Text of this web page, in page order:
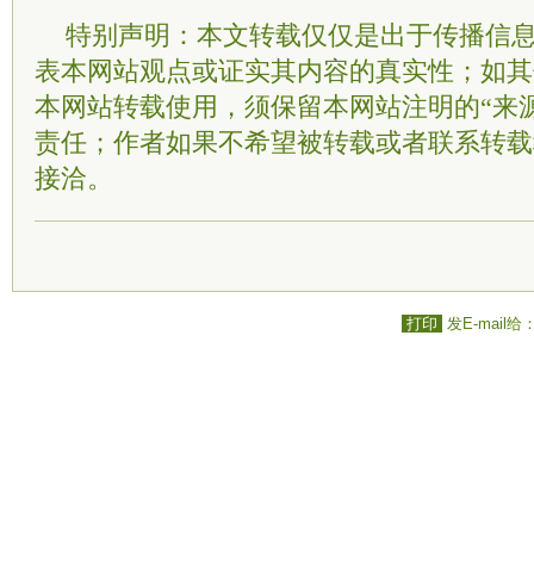
特别声明：本文转载仅仅是出于传播信
表本网站观点或证实其内容的真实性；如
本网站转载使用，须保留本网站注明的“来
责任；作者如果不希望被转载或者联系转
接洽。
打印 发E-mail给